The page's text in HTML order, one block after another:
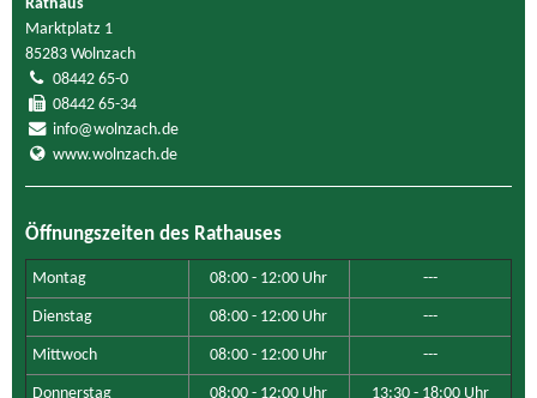
Rathaus
Marktplatz 1
85283 Wolnzach
08442 65-0
08442 65-34
info@wolnzach.de
www.wolnzach.de
Öffnungszeiten des Rathauses
Montag 08:00 - 12:00 Uhr ---
Dienstag 08:00 - 12:00 Uhr ---
Mittwoch 08:00 - 12:00 Uhr ---
Donnerstag 08:00 - 12:00 Uhr 13:30 - 18:00 Uhr